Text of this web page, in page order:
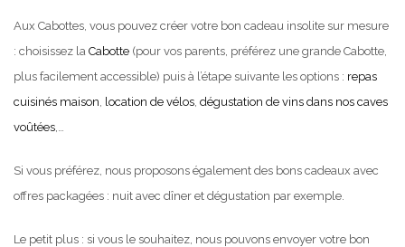
Aux Cabottes, vous pouvez créer votre bon cadeau insolite sur mesure
: choisissez la Cabotte (pour vos parents, préférez une grande Cabotte,
plus facilement accessible) puis à l’étape suivante les options : repas
cuisinés maison location de vélos dégustation de vins dans nos caves
voûtées
Si vous préférez, nous proposons également des bons cadeaux avec
offres packagées : nuit avec dîner et dégustation par exemple.
Le petit plus : si vous le souhaitez, nous pouvons envoyer votre bon